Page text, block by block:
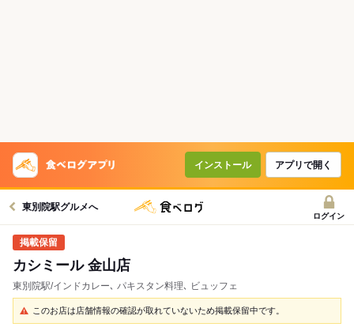
インストール アプリで開く
東別院駅グルメへ
ログイン
カシミール 金山店
東別院駅/インドカレー､ パキスタン料理､ ビュッフェ
このお店は店舗情報の確認が取れていないため掲載保留中です。